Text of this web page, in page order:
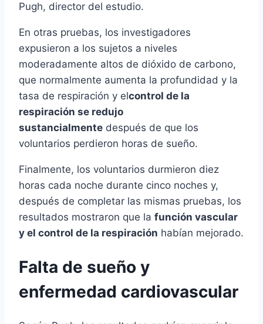
Pugh, director del estudio.
En otras pruebas, los investigadores
expusieron a los sujetos a niveles
moderadamente altos de dióxido de carbono,
que normalmente aumenta la profundidad y la
tasa de respiración y elcontrol de la
respiración se redujo
sustancialmente después de que los
voluntarios perdieron horas de sueño.
Finalmente, los voluntarios durmieron diez
horas cada noche durante cinco noches y,
después de completar las mismas pruebas, los
resultados mostraron que la función vascular
y el control de la respiración habí­an mejorado.
Falta de sueño y
enfermedad cardiovascular